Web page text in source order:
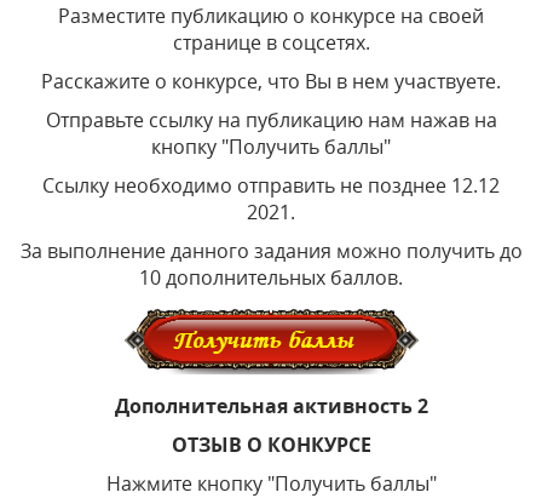
Разместите публикацию о конкурсе на своей
странице в соцсетях.
Расскажите о конкурсе, что Вы в нем участвуете.
Отправьте ссылку на публикацию нам нажав на
кнопку "Получить баллы"
Ссылку необходимо отправить не позднее 12.12
2021.
За выполнение данного задания можно получить до
10 дополнительных баллов.
Дополнительная активность 2
ОТЗЫВ О КОНКУРСЕ
Нажмите кнопку "Получить баллы"